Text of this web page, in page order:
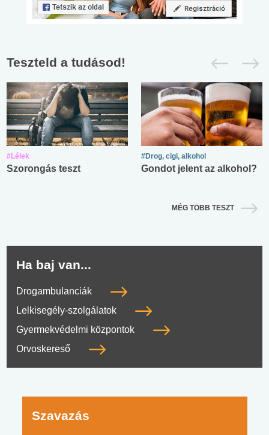
Teszteld a tudásod!
#Lélek
Szorongás teszt
#Drog, cigi, alkohol
Gondot jelent az alkohol?
MÉG TÖBB TESZT
Ha baj van...
Drogambulanciák
Lelkisegély-szolgálatok
Gyermekvédelmi központok
Orvoskereső
Szavazás